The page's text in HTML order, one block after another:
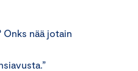
Onks nää jotain